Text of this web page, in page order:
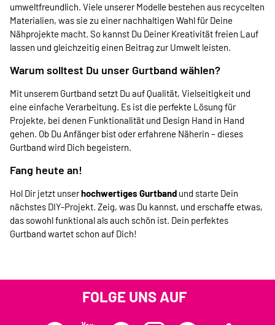
umweltfreundlich. Viele unserer Modelle bestehen aus recycelten
Materialien, was sie zu einer nachhaltigen Wahl für Deine
Nähprojekte macht. So kannst Du Deiner Kreativität freien Lauf
lassen und gleichzeitig einen Beitrag zur Umwelt leisten.
Warum solltest Du unser Gurtband wählen?
Mit unserem Gurtband setzt Du auf Qualität, Vielseitigkeit und
eine einfache Verarbeitung. Es ist die perfekte Lösung für
Projekte, bei denen Funktionalität und Design Hand in Hand
gehen. Ob Du Anfänger bist oder erfahrene Näherin – dieses
Gurtband wird Dich begeistern.
Fang heute an!
Hol Dir jetzt unserhochwertiges Gurtband und starte Dein
nächstes DIY-Projekt. Zeig, was Du kannst, und erschaffe etwas,
das sowohl funktional als auch schön ist. Dein perfektes
Gurtband wartet schon auf Dich!
FOLGE UNS AUF